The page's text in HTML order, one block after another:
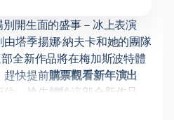
開生面的盛事－冰上表演
由塔季揚娜·納夫卡和她的團隊
全新作品將在梅加斯波特體
趕快提前購票觀看新年演出
位，搶先體驗這部全新作品。
進技術，將複雜的運動技巧